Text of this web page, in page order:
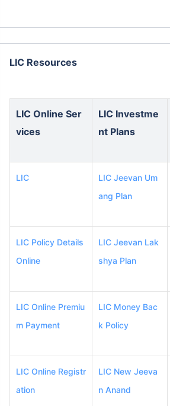
LIC Resources
LIC Online Ser
vices
LIC Investme
nt Plans
LIC
LIC Jeevan Um
ang Plan
LIC Policy Details
Online
LIC Jeevan Lak
shya Plan
LIC Online Premiu
m Payment
LIC Money Bac
k Policy
LIC Online Registr
ation
LIC New Jeeva
n Anand